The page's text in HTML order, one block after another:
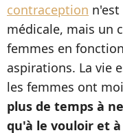
contraception
médicale, mais un
femmes en
aspirations. La vie
les femmes ont
plus de temps à
qu'à le vouloir et